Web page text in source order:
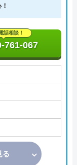
話相談！
761-067
る